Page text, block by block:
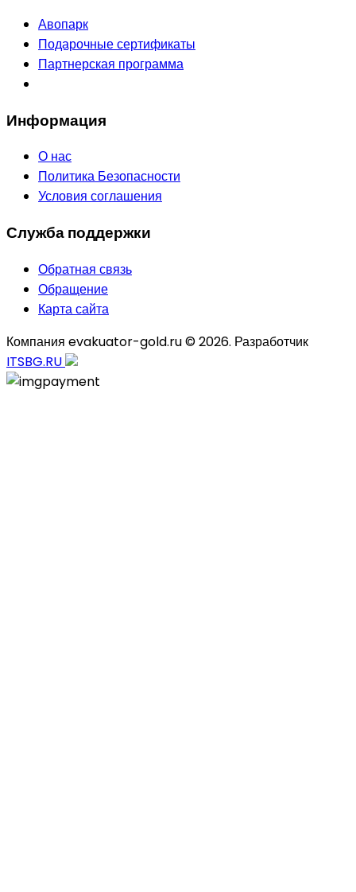
Авопарк
Подарочные сертификаты
Партнерская программа
Информация
О нас
Политика Безопасности
Условия соглашения
Служба поддержки
Обратная связь
Обращение
Карта сайта
Компания evakuator-gold.ru © 2026. Разработчик
ITSBG.RU